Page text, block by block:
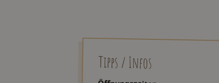
Tipps / Infos